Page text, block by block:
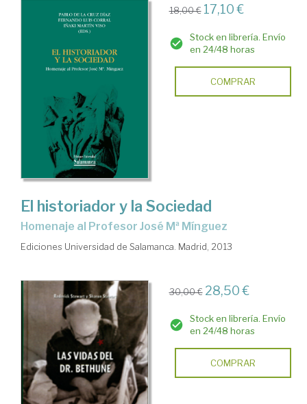
18,00 € 17,10 €
Stock en librería. Envío
en 24/48 horas
COMPRAR
El historiador y la Sociedad
Homenaje al Profesor José Mª Mínguez
Ediciones Universidad de Salamanca. Madrid, 2013
30,00 € 28,50 €
Stock en librería. Envío
en 24/48 horas
COMPRAR